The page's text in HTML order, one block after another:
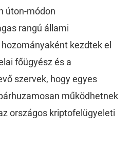
úton-módon
rangú állami
kezdtek el
főügyész és a
szervek, hogy egyes
működhetnek
országos kriptofelügyeleti